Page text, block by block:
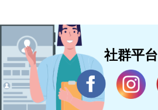
社群平台